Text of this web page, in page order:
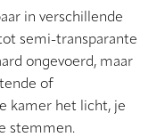
in verschillende
semi-transparante
ongevoerd, maar
of
kamer het licht, je
stemmen.